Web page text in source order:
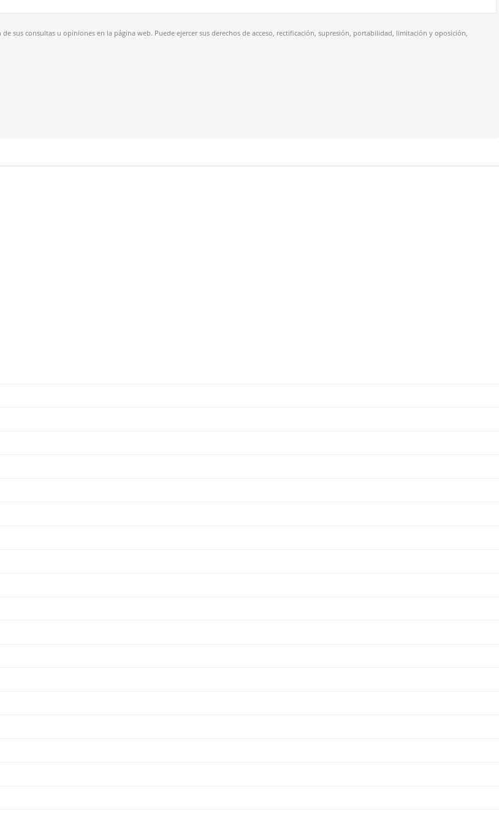
sus consultas u opiniones en la página web. Puede ejercer sus derechos de acceso, rectificación, supresión, portabilidad, limitación y oposición,